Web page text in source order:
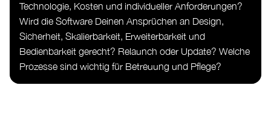
Technologie, Kosten und individueller Anforderungen?
Wird die Software Deinen Ansprüchen an Design,
Sicherheit, Skalierbarkeit, Erweiterbarkeit und
Bedienbarkeit gerecht? Relaunch oder Update? Welche
Prozesse sind wichtig für Betreuung und Pflege?